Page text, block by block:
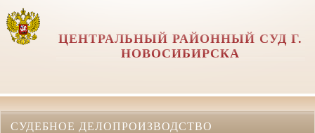
ЦЕНТРАЛЬНЫЙ РАЙОННЫЙ СУД Г.
НОВОСИБИРСКА
СУДЕБНОЕ ДЕЛОПРОИЗВОДСТВО